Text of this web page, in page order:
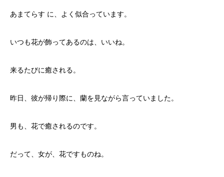
あまてらす に、よく似合っています。
いつも花が飾ってあるのは、いいね。
来るたびに癒される。
昨日、彼が帰り際に、蘭を見ながら言っていました。
男も、花で癒されるのです。
だって、女が、花ですものね。